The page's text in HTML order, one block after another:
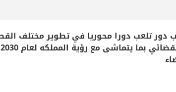
دور تلعب دورا محوريا في تطوير مختلف